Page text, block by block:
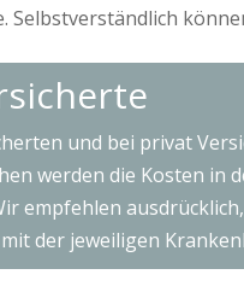
Selbstverständlich
und bei privat
werden die Kosten in
empfehlen
der jeweiligen